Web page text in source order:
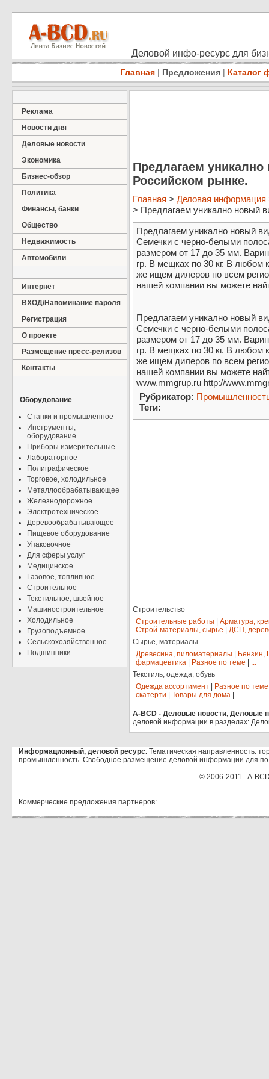
Деловой инфо-ресурс для
Главная | Предложения | Каталог
Реклама
Новости дня
Деловые новости
Экономика
Бизнес-обзор
Политика
Финансы, банки
Общество
Недвижимость
Автомобили
Интернет
ВХОД/Напоминание пароля
Регистрация
О проекте
Размещение пресс-релизов
Контакты
Оборудование
Станки и промышленное
Инструменты,
оборудование
Приборы измерительные
Лабораторное
Полиграфическое
Торговое, холодильное
Металлообрабатывающее
Железнодорожное
Электротехническое
Деревообрабатывающее
Пищевое оборудование
Упаковочное
Для сферы услуг
Медицинское
Газовое, топливное
Строительное
Текстильное, швейное
Машиностроительное
Холодильное
Грузоподъемное
Сельскохозяйственное
Подшипники
Предлагаем
Российском рынке.
Главная > Деловая информация
> Предлагаем уникално новый
Предлагаем уникално новый
Семечки с черно-белыми
размером от 17 до 35 мм.
гр. В мещках по 30 кг. В любом
же ищем дилеров по всем
нашей компании вы можете
Предлагаем уникално новый
Семечки с черно-белыми
размером от 17 до 35 мм.
гр. В мещках по 30 кг. В любом
же ищем дилеров по всем
нашей компании вы можете
www.mmgrup.ru http://
Рубрикатор:
Теги:
Строительство
Строительные работы
Арматура,
Строй-материалы, сырье
ДСП,
Сырье, материалы
Древесина, пиломатериалы
Бензин,
фармацевтика
Разное по теме
...
Текстиль, одежда, обувь
Одежда ассортимент
Разное по теме
скатерти
Товары для дома ...
A-BCD - Деловые новости, Деловые
деловой информации в разделах:
.
Информационный, деловой ресурс. Тематическая направленность:
промышленность. Свободное размещение деловой информации для
© 2006-2011 - A-
Коммерческие предложения партнеров: